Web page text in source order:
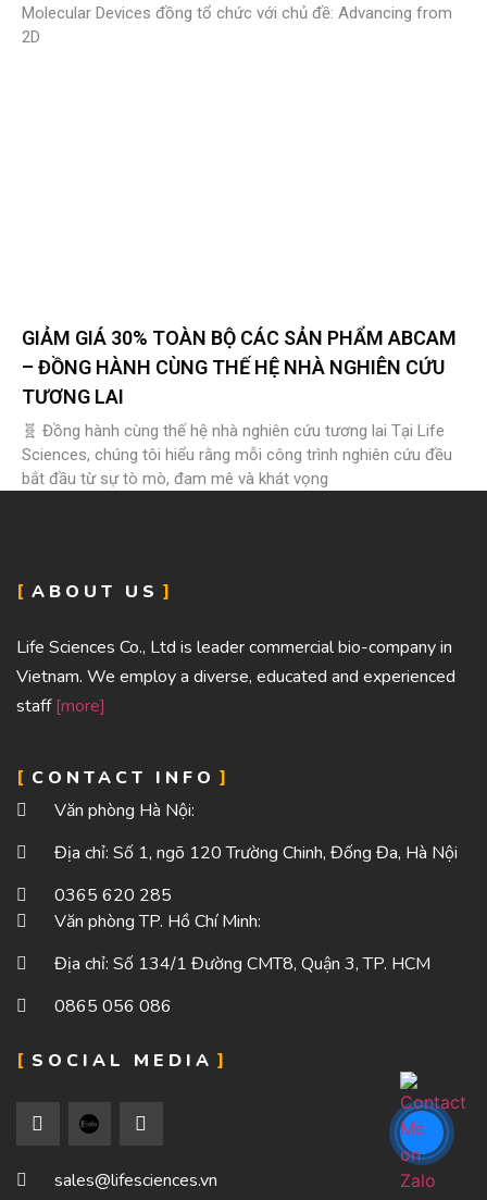
Molecular Devices đồng tổ chức với chủ đề: Advancing from
2D
GIẢM GIÁ 30% TOÀN BỘ CÁC SẢN PHẨM ABCAM
– ĐỒNG HÀNH CÙNG THẾ HỆ NHÀ NGHIÊN CỨU
TƯƠNG LAI
🧬 Đồng hành cùng thế hệ nhà nghiên cứu tương lai Tại Life
Sciences, chúng tôi hiểu rằng mỗi công trình nghiên cứu đều
bắt đầu từ sự tò mò, đam mê và khát vọng
ABOUT US
Life Sciences Co., Ltd is leader commercial bio-company in
Vietnam. We employ a diverse, educated and experienced
staff[more]
CONTACT INFO
Văn phòng Hà Nội:
Địa chỉ: Số 1, ngõ 120 Trường Chinh, Đống Đa, Hà Nội
0365 620 285
Văn phòng TP. Hồ Chí Minh:
Địa chỉ: Số 134/1 Đường CMT8, Quận 3, TP. HCM
0865 056 086
SOCIAL MEDIA
sales@lifesciences.vn